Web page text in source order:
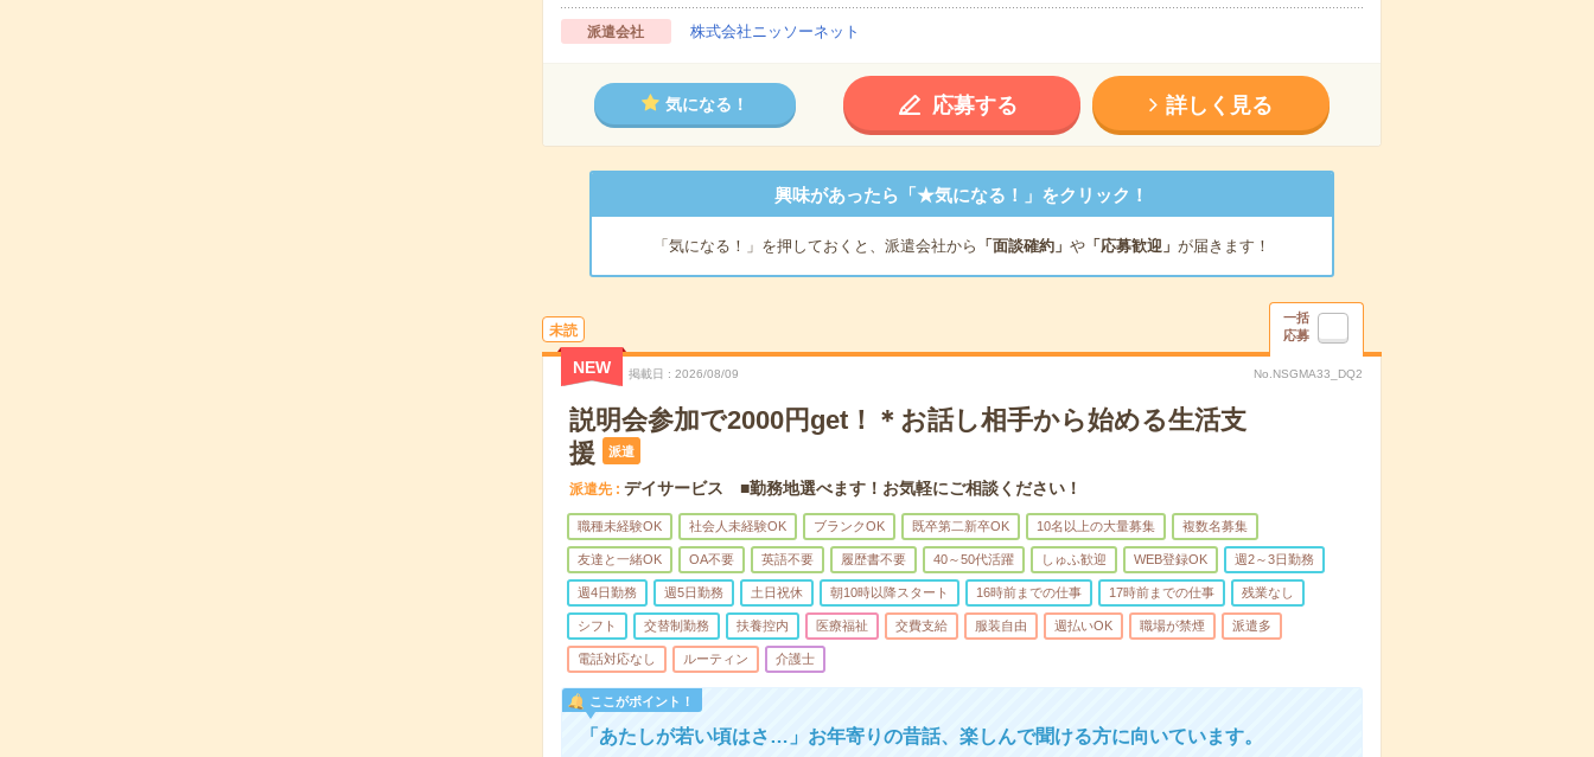
派遣会社 株式会社ニッソーネット
気になる！ 応募する 詳しく見る
興味があったら「★気になる！」をクリック！
「気になる！」を押しておくと、派遣会社から 「面談確約」 や「応募歓迎」 が届きます！
未読
一括
応募
NEW 掲載日 2026/08/09 No.NSGMA33_DQ2
説明会参加で2000円get！＊お話し相手から始める生活支
援
派遣
派遣先 デイサービス ■勤務地選べます！お気軽にご相談ください！
職種未経験OK 社会人未経験OK ブランクOK 既卒第二新卒OK 10名以上の大量募集 複数名募集
友達と一緒OK OA不要 英語不要 履歴書不要 40～50代活躍 しゅふ歓迎 WEB登録OK 週2～3日勤務
週4日勤務 週5日勤務 土日祝休 朝10時以降スタート 16時前までの仕事 17時前までの仕事 残業なし
シフト 交替制勤務 扶養控内 医療福祉 交費支給 服装自由 週払いOK 職場が禁煙 派遣多
電話対応なし ルーティン 介護士
ここがポイント！
「あたしが若い頃はさ…」お年寄りの昔話、楽しんで聞ける方に向いています。